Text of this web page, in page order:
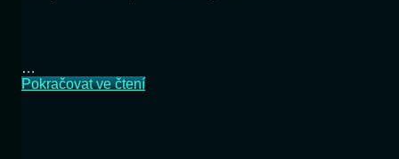
…
Pokračovat ve čteníZajímavé